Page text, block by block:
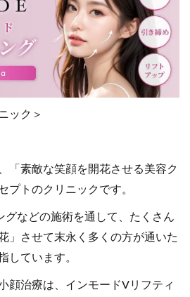
ック＞
「素敵な笑顔を開花させる美容ク
プトのクリニックです。
グなどの施術を通して、たくさん
」させて末永く多くの方が通いた
しています。
顔治療は、インモードVリフティ